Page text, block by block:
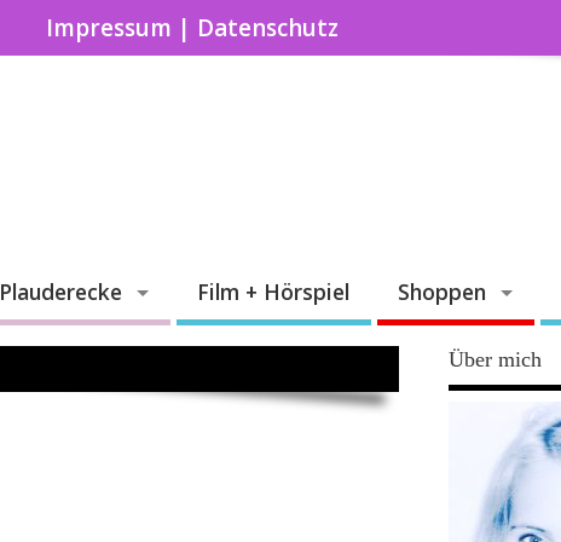
Impressum | Datenschutz
Plauderecke Film + Hörspiel Shoppen
Über mich